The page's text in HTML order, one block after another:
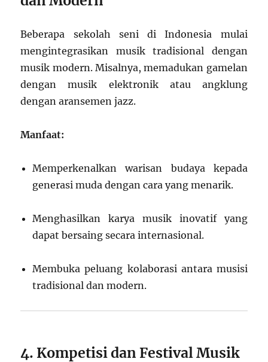
Beberapa sekolah seni di Indonesia mulai
mengintegrasikan musik tradisional dengan
musik modern. Misalnya, memadukan gamelan
dengan musik elektronik atau angklung
dengan aransemen jazz.
Manfaat:
Memperkenalkan warisan budaya kepada
generasi muda dengan cara yang menarik.
Menghasilkan karya musik inovatif yang
dapat bersaing secara internasional.
Membuka peluang kolaborasi antara musisi
tradisional dan modern.
4. Kompetisi dan Festival Musik